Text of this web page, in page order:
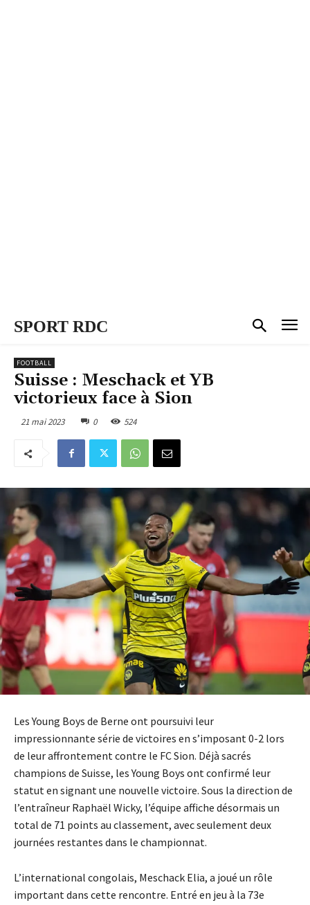
SPORT RDC
FOOTBALL
Suisse : Meschack et YB
victorieux face à Sion
21 mai 2023 0 524
Les Young Boys de Berne ont poursuivi leur
impressionnante série de victoires en s’imposant 0-2 lors
de leur affrontement contre le FC Sion. Déjà sacrés
champions de Suisse, les Young Boys ont confirmé leur
statut en signant une nouvelle victoire. Sous la direction de
l’entraîneur Raphaël Wicky, l’équipe affiche désormais un
total de 71 points au classement, avec seulement deux
journées restantes dans le championnat.
L’international congolais, Meschack Elia, a joué un rôle
important dans cette rencontre. Entré en jeu à la 73e